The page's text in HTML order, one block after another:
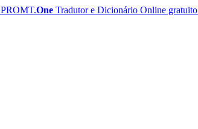
PROMT.One Tradutor e Dicionário Online gratuito